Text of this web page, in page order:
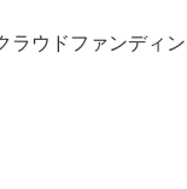
ラウドファンディ